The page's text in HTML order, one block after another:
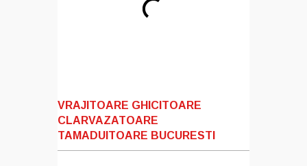
VRAJITOARE GHICITOARE
CLARVAZATOARE
TAMADUITOARE BUCURESTI